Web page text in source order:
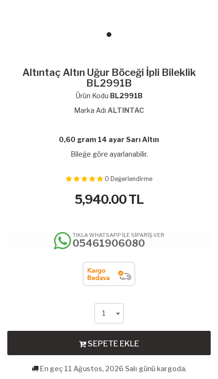
Altıntaç Altın Uğur Böceği İpli Bileklik
BL2991B
Ürün Kodu BL2991B
Marka Adı ALTINTAC
0,60 gram 14 ayar Sarı Altın
Bileğe göre ayarlanabilir.
0 Değerlendirme
5,940.00TL
TIKLA WHATSAPP İLE SİPARİŞ VER
05461906080
SEPETE EKLE
En geç 11 Ağustos, 2026 Salı günü kargoda.